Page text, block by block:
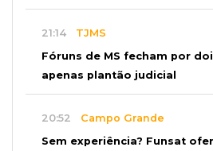
21:14 TJMS
Fóruns de MS fecham por
apenas plantão judicial
20:52 Campo Grande
Sem experiência? Funsat